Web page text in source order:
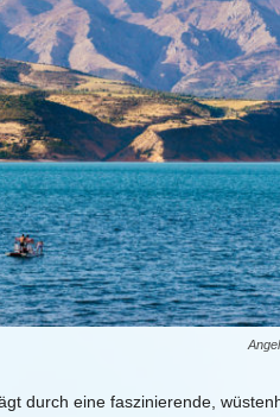
durch eine faszinierende,